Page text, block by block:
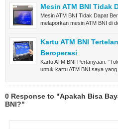
Mesin ATM BNI Tidak
Mesin ATM BNI Tidak Dapat
melaporkan mesin ATM BNI di
Kartu ATM BNI
Beroperasi
Kartu ATM BNI Pertanyaan:
untuk kartu ATM BNI saya yang
0 Response to "Apakah Bisa
BNI?"